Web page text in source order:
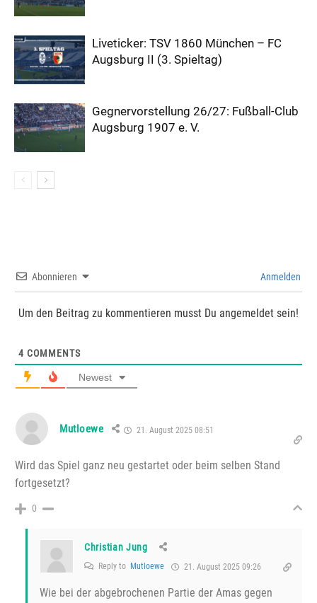
Liveticker: TSV 1860 München – FC
Augsburg II (3. Spieltag)
Gegnervorstellung 26/27: Fußball-Club
Augsburg 1907 e. V.
Abonnieren Anmelden
Um den Beitrag zu kommentieren musst Du angemeldet sein!
4 COMMENTS
Newest
Mutloewe 21. August 2025 08:51
Wird das Spiel ganz neu gestartet oder beim selben Stand
fortgesetzt?
0
Christian Jung
Reply to Mutloewe 21. August 2025 09:26
Wie bei der abgebrochenen Partie der Amas gegen